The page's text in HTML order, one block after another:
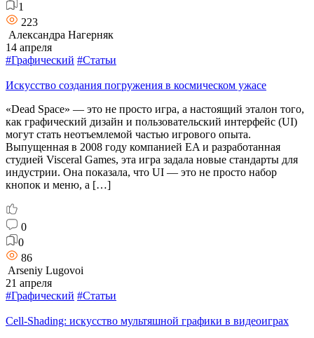
1
223
Александра Нагерняк
14 апреля
#Графический #Статьи
Искусство создания погружения в космическом ужасе
«Dead Space» — это не просто игра, а настоящий эталон того,
как графический дизайн и пользовательский интерфейс (UI)
могут стать неотъемлемой частью игрового опыта.
Выпущенная в 2008 году компанией EA и разработанная
студией Visceral Games, эта игра задала новые стандарты для
индустрии. Она показала, что UI — это не просто набор
кнопок и меню, а […]
0
0
86
Arseniy Lugovoi
21 апреля
#Графический #Статьи
Cell-Shading: искусство мультяшной графики в видеоиграх